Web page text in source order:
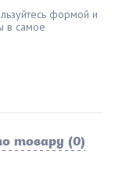
формой и
в самое
товару (0)